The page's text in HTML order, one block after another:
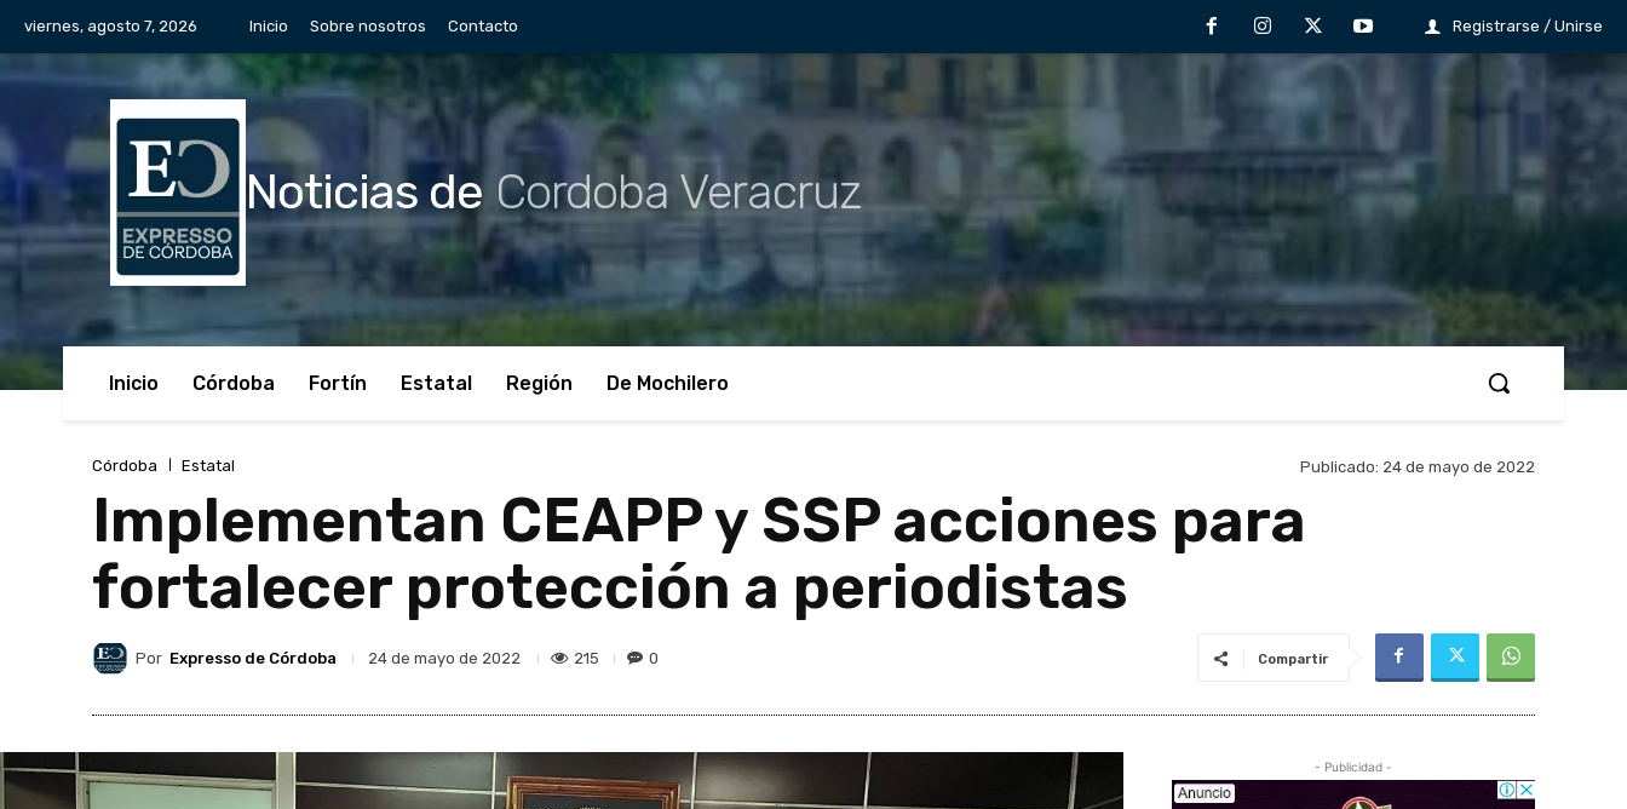
viernes, agosto 7, 2026 Inicio Sobre nosotros Contacto Registrarse / Unirse
Noticias de Cordoba Veracruz
Inicio Córdoba Fortín Estatal Región De Mochilero
Córdoba Estatal Publicado: 24 de mayo de 2022
Implementan CEAPP y SSP acciones para
fortalecer protección a periodistas
Por Expresso de Córdoba 24 de mayo de 2022 215 0 Compartir
- Publicidad -